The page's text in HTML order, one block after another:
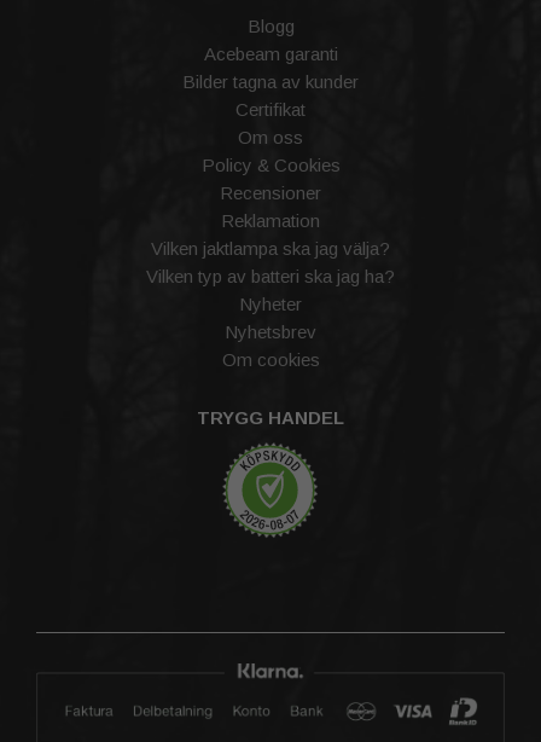
Blogg
Acebeam garanti
Bilder tagna av kunder
Certifikat
Om oss
Policy & Cookies
Recensioner
Reklamation
Vilken jaktlampa ska jag välja?
Vilken typ av batteri ska jag ha?
Nyheter
Nyhetsbrev
Om cookies
TRYGG HANDEL